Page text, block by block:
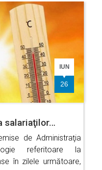
IUN
26
salariaţilor…
de Administraţia
referitoare la
în zilele următoare,